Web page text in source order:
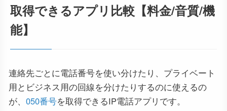
取得できるアプリ比較【料金/音質/機
能】
連絡先ごとに電話番号を使い分けたり、プライベート
用とビジネス用の回線を分けたりするのに使えるの
が、 050番号を取得できるIP電話アプリです。